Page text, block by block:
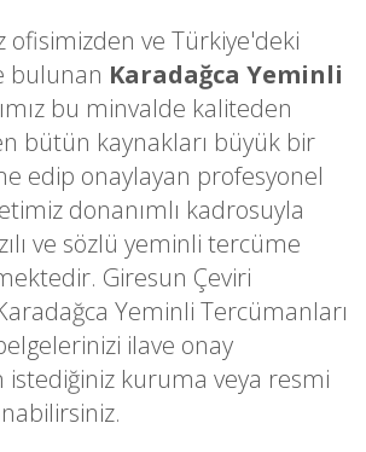
ofisimizden ve Türkiye'deki
bulunan Karadağca Yeminli
bu minvalde kaliteden
bütün kaynakları büyük bir
edip onaylayan profesyonel
donanımlı kadrosuyla
ve sözlü yeminli tercüme
Giresun Çeviri
Yeminli Tercümanları
ilave onay
kuruma veya resmi